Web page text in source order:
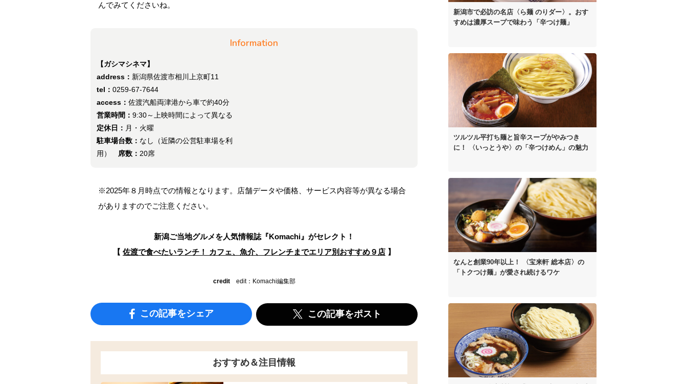
んでみてくださいね。
Information
【ガシマシネマ】
address： 新潟県佐渡市相川上京町11
tel： 0259-67-7644
access： 佐渡汽船両津港から車で約40分
営業時間： 9:30～上映時間によって異なる
定休日： 月・火曜
駐車場台数： なし（近隣の公営駐車場を利
用） 席数： 20席
※2025年８月時点での情報となります。店舗データや価格、サービス内容等が異なる場合
がありますのでご注意ください。
新潟ご当地グルメを人気情報誌『Komachi』がセレクト！
【 佐渡で食べたいランチ！ カフェ、魚介、フレンチまでエリア別おすすめ９店 】
creditedit：Komachi編集部
この記事をシェア この記事をポスト
おすすめ＆注目情報
新潟市で必訪の名店 〈ら麺 のりダー〉。 おす
すめは濃厚スープで味わう「辛つけ麺」
ツルツル平打ち麺と 旨辛スープがやみつき
に！
〈いっとうや〉の 「辛つけめん」の魅力
なんと創業90年以上！
〈宝来軒 総本店〉の
「トクつけ麺」が愛され続けるワケ